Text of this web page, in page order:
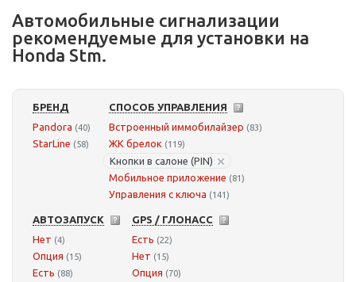
Автомобильные сигнализации
рекомендуемые для установки на
Honda Stm.
БРЕНД
Pandora (40)
StarLine (58)
СПОСОБ УПРАВЛЕНИЯ
Встроенный иммобилайзер (83)
ЖК брелок (119)
Кнопки в салоне (PIN)
Мобильное приложение (81)
Управления с ключа (141)
АВТОЗАПУСК
Нет (4)
Опция (15)
Есть (88)
GPS / ГЛОНАСС
Есть (22)
Нет (15)
Опция (70)